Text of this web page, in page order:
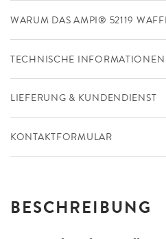
WARUM DAS AMPI® 52119
TECHNISCHE INFORMATIONEN
LIEFERUNG & KUNDENDIENST
KONTAKTFORMULAR
BESCHREIBUNG